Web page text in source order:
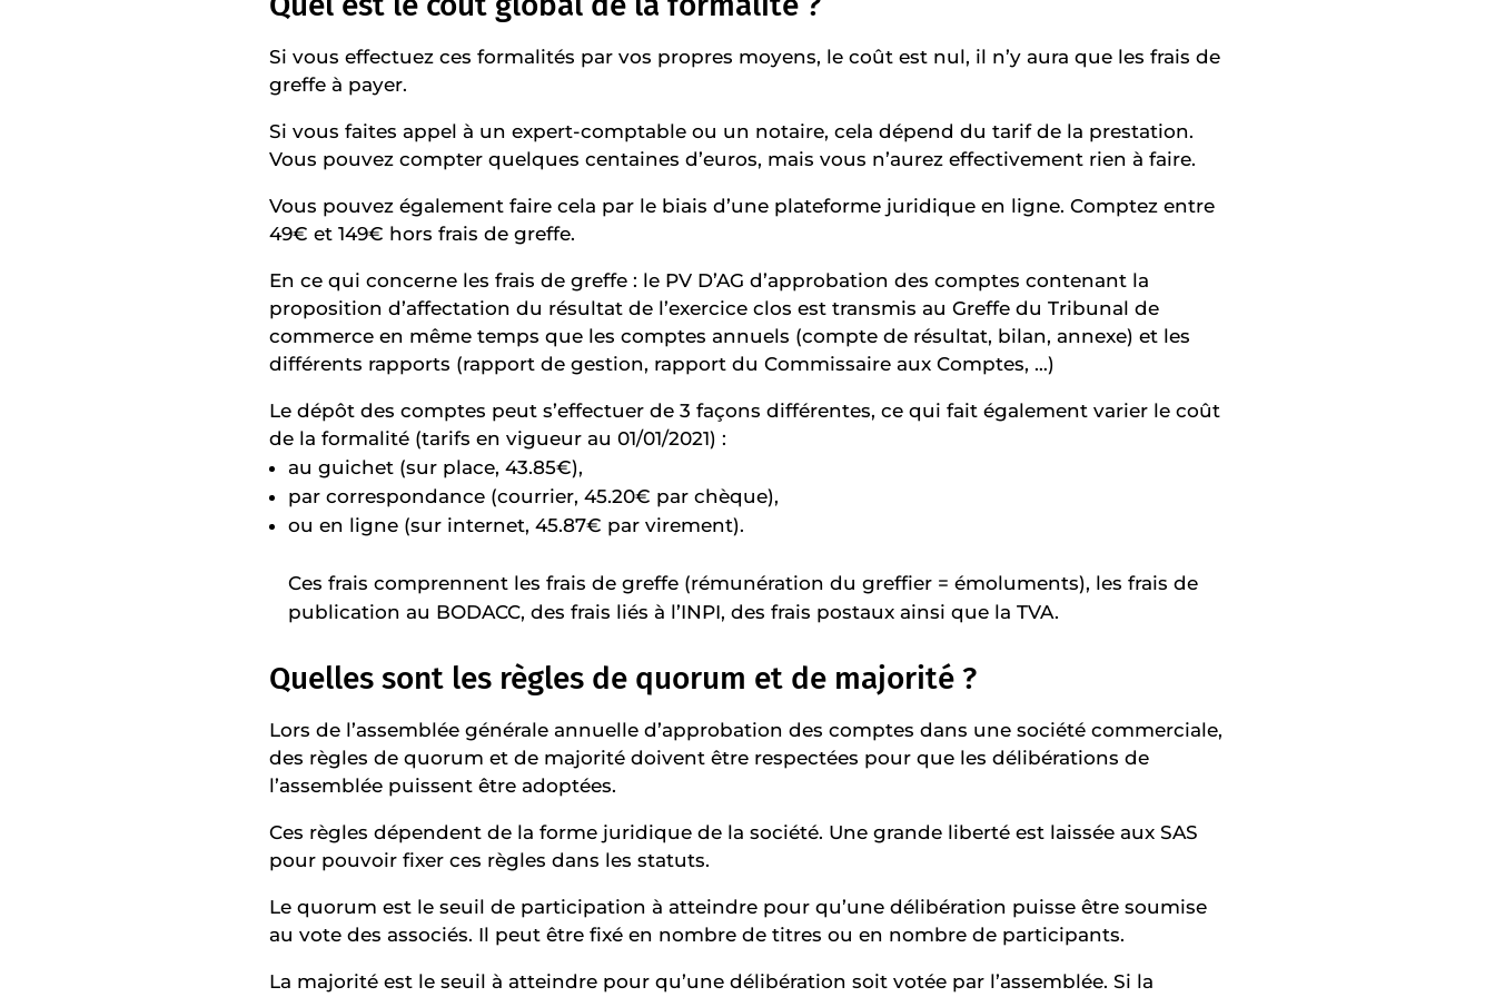
Si vous effectuez ces formalités par vos propres moyens, le coût est nul, il n’y aura que les frais de
greffe à payer.
Si vous faites appel à un expert-comptable ou un notaire, cela dépend du tarif de la prestation.
Vous pouvez compter quelques centaines d’euros, mais vous n’aurez effectivement rien à faire.
Vous pouvez également faire cela par le biais d’une plateforme juridique en ligne. Comptez entre
49€ et 149€ hors frais de greffe.
En ce qui concerne les frais de greffe : le PV D’AG d’approbation des comptes contenant la
proposition d’affectation du résultat de l’exercice clos est transmis au Greffe du Tribunal de
commerce en même temps que les comptes annuels (compte de résultat, bilan, annexe) et les
différents rapports (rapport de gestion, rapport du Commissaire aux Comptes, …)
Le dépôt des comptes peut s’effectuer de 3 façons différentes, ce qui fait également varier le coût
de la formalité (tarifs en vigueur au 01/01/2021) :
au guichet (sur place, 43.85€),
par correspondance (courrier, 45.20€ par chèque),
ou en ligne (sur internet, 45.87€ par virement).
Ces frais comprennent les frais de greffe (rémunération du greffier = émoluments), les frais de
publication au BODACC, des frais liés à l’INPI, des frais postaux ainsi que la TVA.
Quelles sont les règles de quorum et de majorité ?
Lors de l’assemblée générale annuelle d’approbation des comptes dans une société commerciale,
des règles de quorum et de majorité doivent être respectées pour que les délibérations de
l’assemblée puissent être adoptées.
Ces règles dépendent de la forme juridique de la société. Une grande liberté est laissée aux SAS
pour pouvoir fixer ces règles dans les statuts.
Le quorum est le seuil de participation à atteindre pour qu’une délibération puisse être soumise
au vote des associés. Il peut être fixé en nombre de titres ou en nombre de participants.
La majorité est le seuil à atteindre pour qu’une délibération soit votée par l’assemblée. Si la